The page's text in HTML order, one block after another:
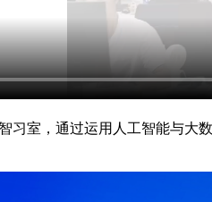
习室，通过运用人工智能与大